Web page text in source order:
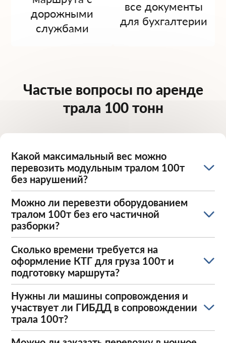
дорожными
службами
все документы
для бухгалтерии
Частые вопросы по аренде
трала 100 тонн
Какой максимальный вес можно
перевозить модульным тралом 100т
без нарушений?
Можно ли перевезти оборудованием
тралом 100т без его частичной
разборки?
Сколько времени требуется на
оформление КТГ для груза 100т и
подготовку маршрута?
Нужны ли машины сопровождения и
участвует ли ГИБДД в сопровождении
трала 100т?